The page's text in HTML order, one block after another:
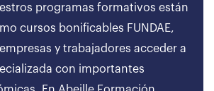
programas formativos están
cursos bonificables FUNDAE,
y trabajadores acceder a
con importantes